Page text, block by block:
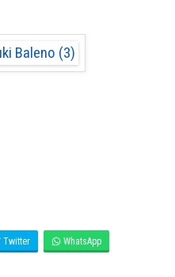
Twitter WhatsApp